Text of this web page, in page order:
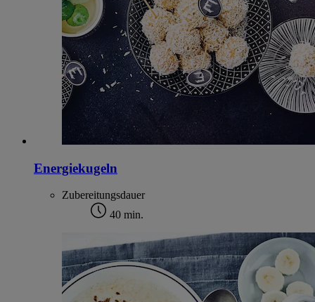
Energiekugeln
Zubereitungsdauer
40 min.